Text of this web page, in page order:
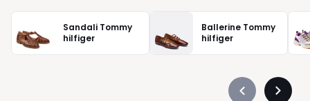
Sandali Tommy
hilfiger
Ballerine Tommy
hilfiger
Précédent